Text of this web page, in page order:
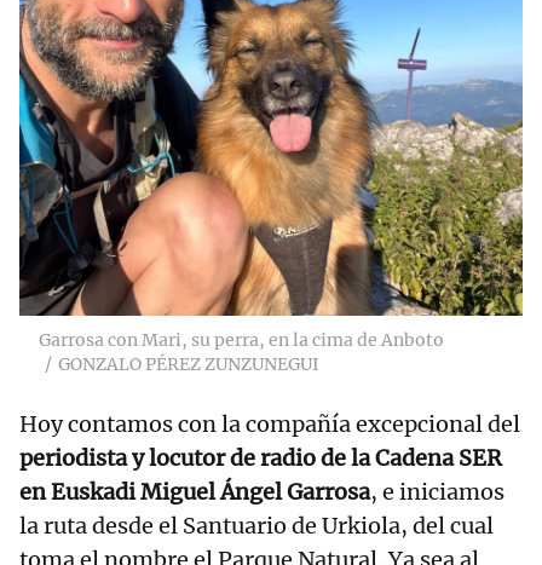
Garrosa con Mari, su perra, en la cima de Anboto
GONZALO PÉREZ ZUNZUNEGUI
Hoy contamos con la compañía excepcional del
periodista y locutor de radio de la Cadena SER
en Euskadi Miguel Ángel Garrosa, e iniciamos
la ruta desde el Santuario de Urkiola, del cual